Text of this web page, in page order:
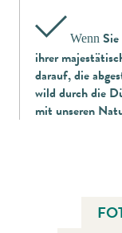
Wenn
ihrer
darauf, die
wild durch die
mit unseren